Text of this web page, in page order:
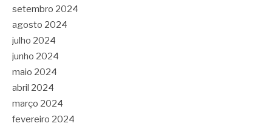
setembro 2024
agosto 2024
julho 2024
junho 2024
maio 2024
abril 2024
março 2024
fevereiro 2024